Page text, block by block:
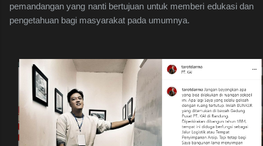
pemandangan yang nanti bertujuan untuk memberi edukasi dan
pengetahuan bagi masyarakat pada umumnya.